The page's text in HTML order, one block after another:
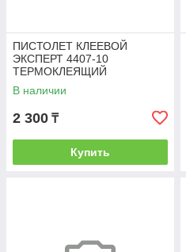
ПИСТОЛЕТ КЛЕЕВОЙ
ЭКСПЕРТ 4407-10
ТЕРМОКЛЕЯЩИЙ
ЭЛЕКТРИЧЕСКИЙ
В наличии
2 300 ₸
Купить